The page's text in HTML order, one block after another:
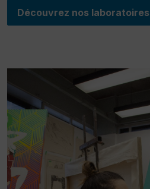
Découvrez nos laboratoires